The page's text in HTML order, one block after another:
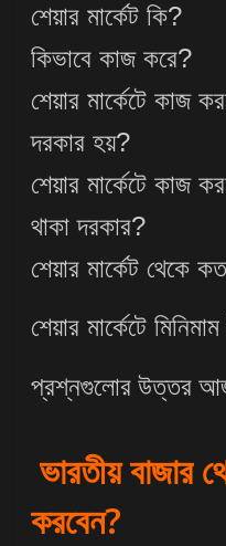
শেয়ার মার্কেট কি?
কিভাবে কাজ করে?
শেয়ার মার্কেটে কাজ
দরকার হয়?
শেয়ার মার্কেটে কাজ
থাকা দরকার?
শেয়ার মার্কেট থেকে
শেয়ার মার্কেটে
প্রশ্নগুলোর উত্তর
ভারতীয় বাজার
করবেন?